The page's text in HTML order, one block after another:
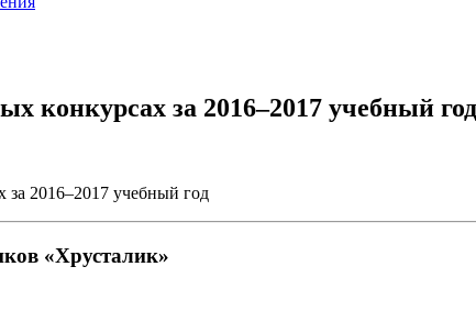
конкурсах за 2016–2017 учебный год
за 2016–2017 учебный год
«Хрусталик»